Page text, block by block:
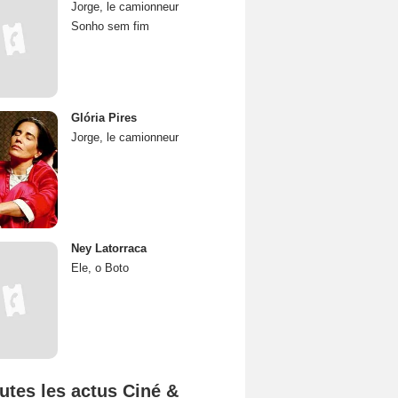
Jorge, le camionneur
Sonho sem fim
Glória Pires
Jorge, le camionneur
Ney Latorraca
Ele, o Boto
les actus Ciné &